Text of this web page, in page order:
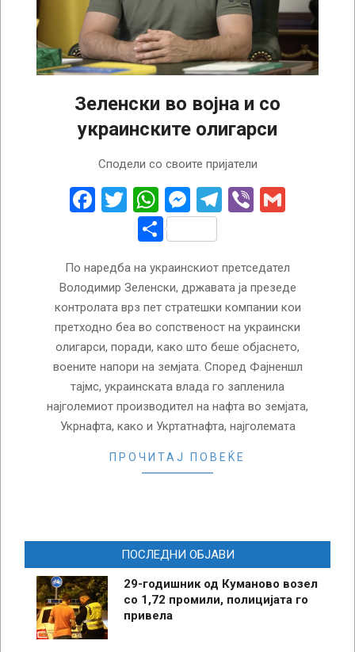
Зеленски во војна и со
украинските олигарси
Сподели со своите пријатели
Facebook
Twitter
WhatsApp
Messenger
Telegram
Viber
Share
По наредба на украинскиот претседател
Володимир Зеленски, државата ја презеде
контролата врз пет стратешки компании кои
претходно беа во сопственост на украински
олигарси, поради, како што беше објаснето,
воените напори на земјата. Според Фајненшл
тајмс, украинската влада го запленила
најголемиот производител на нафта во земјата,
Укрнафта, како и Укртатнафта, најголемата
ПРОЧИТАЈ ПОВЕЌЕ
ПОСЛЕДНИ ОБЈАВИ
29-годишник од Куманово возел
со 1,72 промили, полицијата го
привела